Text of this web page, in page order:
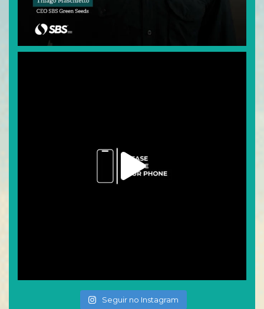
Seguir no Instagram